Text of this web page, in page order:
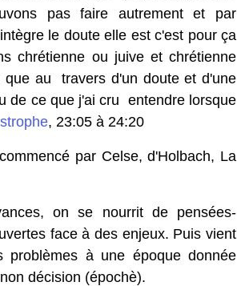
pas faire autrement et par
le doute elle est c'est pour ça
chrétienne ou juive et chrétienne
que au travers d'un doute et d'une
de ce que j'ai cru entendre lorsque
, 23:05 à 24:20
par Celse, d'Holbach, La
on se nourrit de pensées-
face à des enjeux. Puis vient
à une époque donnée
décision (épochè).